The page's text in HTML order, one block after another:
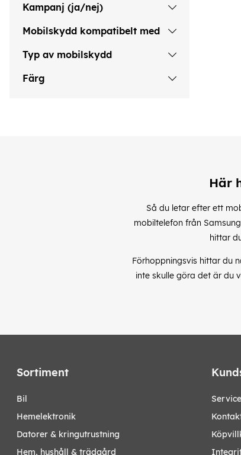
Kampanj (ja/nej)
Mobilskydd kompatibelt med
Typ av mobilskydd
Färg
Här
Så du letar efter ett
mobiltelefon från
hittar
Förhoppningsvis hittar du
inte skulle göra det är du
Sortiment
bil
hemelektronik
datorer & kringutrustning
hem, hushåll & trädgård